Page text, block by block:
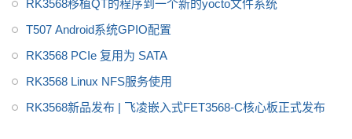
RK3568移植QT的程序到一个新的yocto文件系统
T507 Android系统GPIO配置
RK3568 PCIe 复用为 SATA
RK3568 Linux NFS服务使用
RK3568新品发布 | 飞凌嵌入式FET3568-C核心板正式发布